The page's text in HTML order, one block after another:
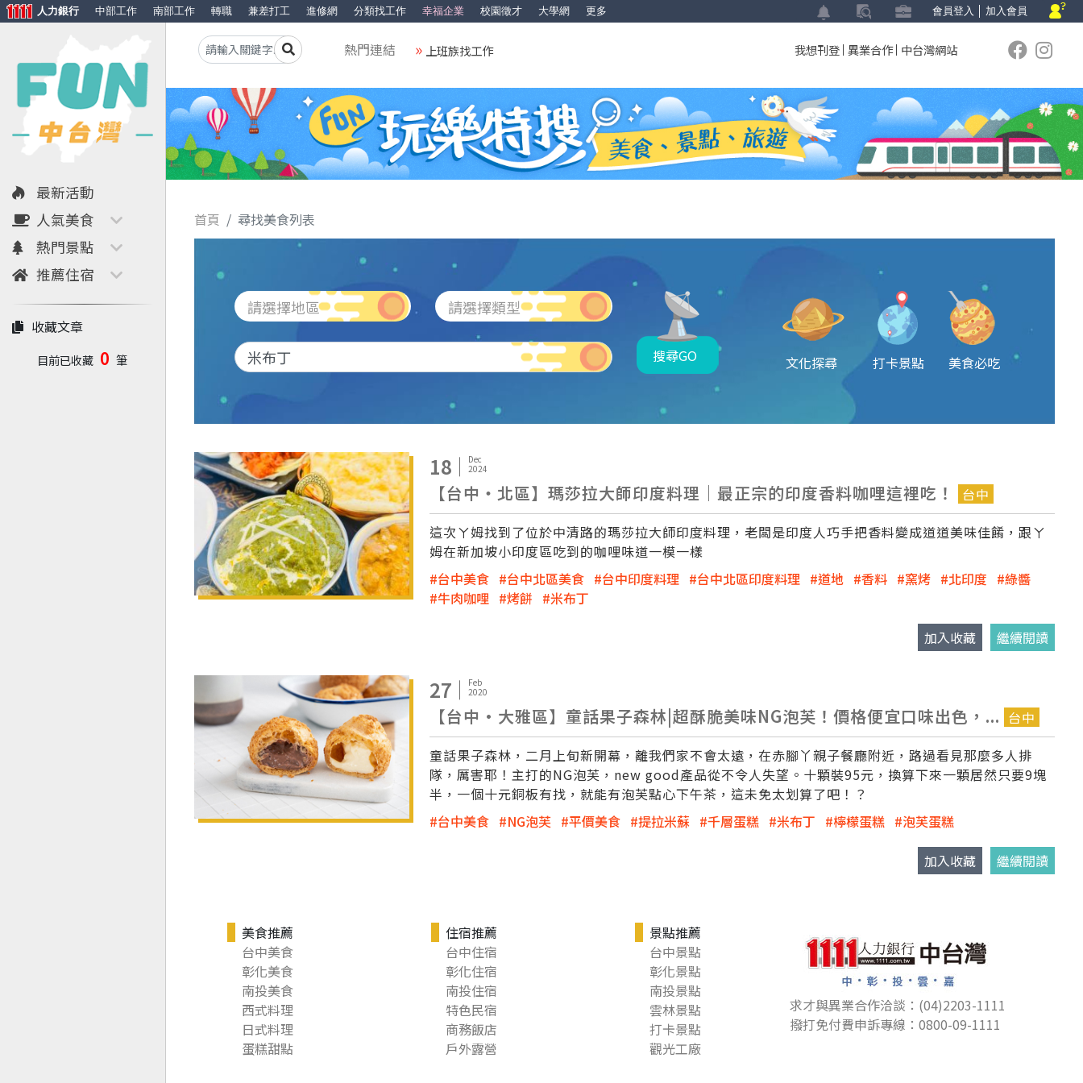
會員登入 加入會員
人力銀行 中部工作 南部工作 轉職 兼差打工 進修網 分類找工作 幸福企業 校園徵才 大學網 更多
最新活動
人氣美食
熱門景點
推薦住宿
收藏文章
目前已收藏 0 筆
熱門連結 上班族找工作 我想刊登 異業合作 中台灣網站
首頁 尋找美食列表
請選擇地區 請選擇類型
搜尋GO 文化探尋 打卡景點 美食必吃
18
Dec
2024
【台中‧北區】瑪莎拉大師印度料理｜最正宗的印度香料咖哩這裡吃！
台中
這次ㄚ姆找到了位於中清路的瑪莎拉大師印度料理，老闆是印度人巧手把香料變成道道美味佳餚，跟ㄚ
姆在新加坡小印度區吃到的咖哩味道一模一樣
台中美食
台中北區美食 台中印度料理 台中北區印度料理 道地 香料 窯烤 北印度
綠醬
牛肉咖哩
烤餅 米布丁
加入收藏 繼續閱讀
27
Feb
2020
【台中·大雅區】童話果子森林|超酥脆美味NG泡芙！價格便宜口味出色，... 台中
童話果子森林，二月上旬新開幕，離我們家不會太遠，在赤腳丫親子餐廳附近，路過看見那麼多人排
隊，厲害耶！主打的NG泡芙，new good產品從不令人失望。十顆裝95元，換算下來一顆居然只要9塊
半，一個十元銅板有找，就能有泡芙點心下午茶，這未免太划算了吧！？
台中美食
NG泡芙 平價美食 提拉米蘇 千層蛋糕 米布丁 檸檬蛋糕 泡芙蛋糕
加入收藏 繼續閱讀
美食推薦
台中美食
彰化美食
南投美食
西式料理
日式料理
蛋糕甜點
住宿推薦
台中住宿
彰化住宿
南投住宿
特色民宿
商務飯店
戶外露營
景點推薦
台中景點
彰化景點
南投景點
雲林景點
打卡景點
觀光工廠
求才與異業合作洽談：(04)2203-1111
撥打免付費申訴專線：0800-09-1111